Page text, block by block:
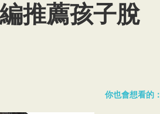
推薦孩子脫
你也會想看的：